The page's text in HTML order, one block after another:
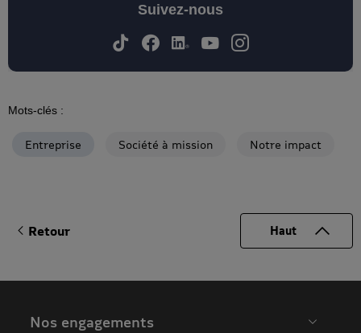
Suivez-nous
Mots-clés :
Entreprise Société à mission Notre impact
Retour Haut
Nos engagements